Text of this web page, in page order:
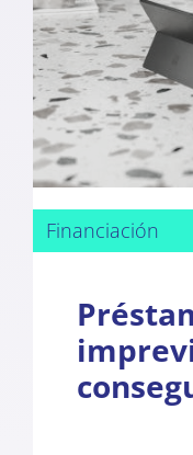
Financiación